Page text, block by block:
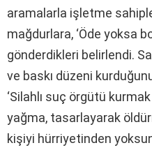
aramalarla işletme
mağdurlara, ‘Öde yoksa
gönderdikleri belirlendi.
ve baskı düzeni
‘Silahlı suç örgütü
yağma, tasarlayarak
kişiyi hürriyetinden